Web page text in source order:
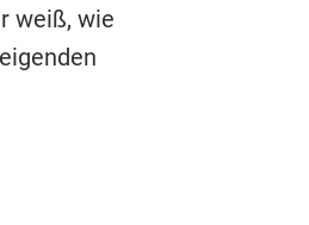
weiß, wie